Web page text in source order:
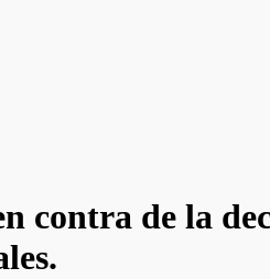
contra de la